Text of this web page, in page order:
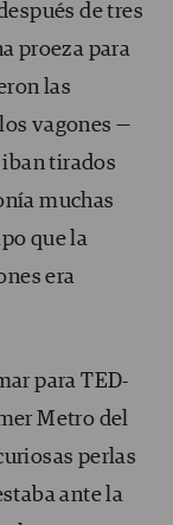
de tres
proeza para
las
vagones —
tirados
muchas
que la
era
para TED-
Metro del
perlas
ante la